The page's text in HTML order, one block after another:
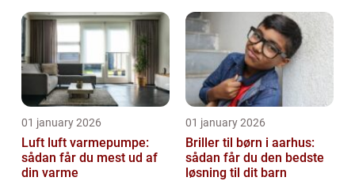
01 january 2026
Luft luft varmepumpe:
sådan får du mest ud af
din varme
01 january 2026
Briller til børn i aarhus:
sådan får du den bedste
løsning til dit barn